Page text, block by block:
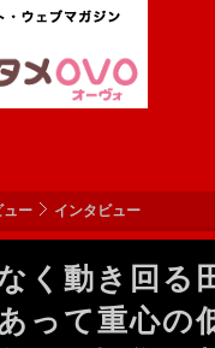
ュー インタビュー
く動き回る
って重心の